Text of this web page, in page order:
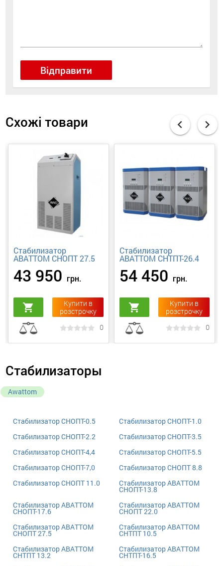
Відправити
Схожі товари chevron_left
Стабилизатор
АВАТТОМ СНОПТ 27.5
43 950 грн.
shopping_cart
Купити в
розстрочку
0
Cтабилизатор
АВАТТОМ СНТПТ-26.4
54 450 грн.
shopping_cart
Купити в
розстрочку
0
chevron_right
Стабилизаторы
Awattom
Cтабилизатор СНОПТ-0.5
Cтабилизатор СНОПТ-1.0
Стабилизатор СНОПТ-2.2
Стабилизатор СНОПТ-3.5
Стабилизатор СНОПТ-4,4
Стабилизатор СНОПТ-5.5
Стабилизатор СНОПТ-7,0
Стабилизатор СНОПТ 8.8
Стабилизатор СНОПТ 11.0
Стабилизатор АВАТТОМ
СНОПТ-13.8
Стабилизатор АВАТТОМ
СНОПТ-17.6
Стабилизатор АВАТТОМ
СНОПТ 22.0
Стабилизатор АВАТТОМ
СНОПТ 27.5
Стабилизатор АВАТТОМ
СНТПТ 10.5
Cтабилизатор АВАТТОМ
СНТПТ 13.2
Cтабилизатор АВАТТОМ
СНТПТ-16.5